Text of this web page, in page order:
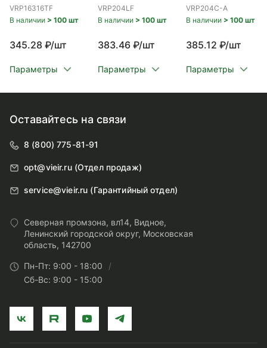
VRP16316TF
В наличии > 100 шт
345.28 ₽/шт
Параметры
VRP204LF
В наличии > 100 шт
383.46 ₽/шт
Параметры
VRP204C-A
В наличии > 100 шт
385.12 ₽/шт
Параметры
Оставайтесь на связи
8 (800) 775-81-91
opt@vieir.ru (Отдел продаж)
service@vieir.ru (Гарантийный отдел)
Северная промзона, вл14, Видное,
Ленинский городской округ, Московская
область, 142700
Пн-Пт: 9:00 - 18:00
Сб-Вс: 9:00 - 15:00